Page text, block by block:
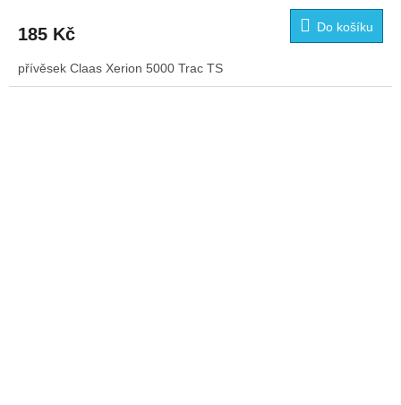
185 Kč Do košíku
přívěsek Claas Xerion 5000 Trac TS